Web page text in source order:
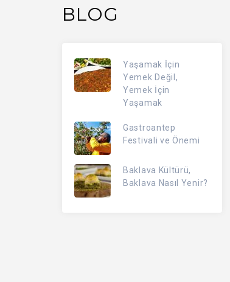
BLOG
Yaşamak İçin
Yemek Değil,
Yemek İçin
Yaşamak
Gastroantep
Festivali ve Önemi
Baklava Kültürü,
Baklava Nasıl Yenir?